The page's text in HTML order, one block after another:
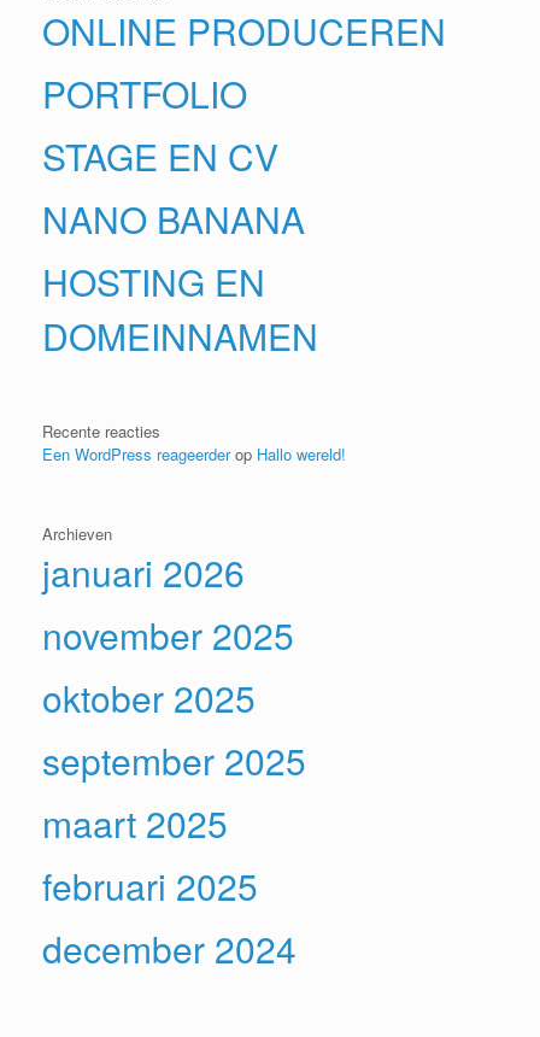
ONLINE PRODUCEREN
PORTFOLIO
STAGE EN CV
NANO BANANA
HOSTING EN
DOMEINNAMEN
Recente reacties
Een WordPress reageerderop Hallo wereld!
Archieven
januari 2026
november 2025
oktober 2025
september 2025
maart 2025
februari 2025
december 2024